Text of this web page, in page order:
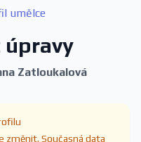
umělce
úpravy
Zatloukalová
změnit. Současná data